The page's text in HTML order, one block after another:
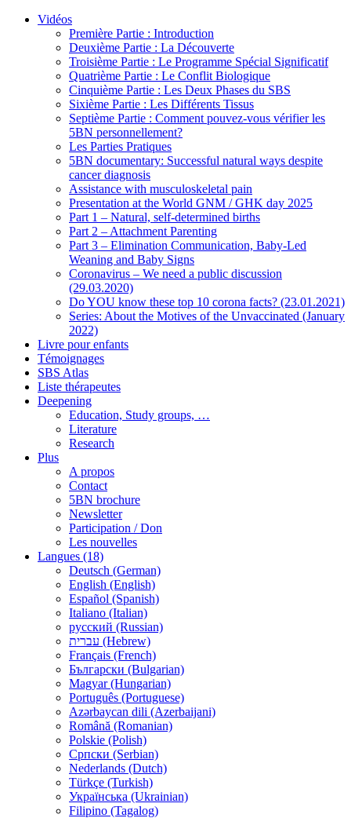
Vidéos
Première Partie : Introduction
Deuxième Partie : La Découverte
Troisième Partie : Le Programme Spécial Significatif
Quatrième Partie : Le Conflit Biologique
Cinquième Partie : Les Deux Phases du SBS
Sixième Partie : Les Différents Tissus
Septième Partie : Comment pouvez-vous vérifier les
5BN personnellement?
Les Parties Pratiques
5BN documentary: Successful natural ways despite
cancer diagnosis
Assistance with musculoskeletal pain
Presentation at the World GNM / GHK day 2025
Part 1 – Natural, self-determined births
Part 2 – Attachment Parenting
Part 3 – Elimination Communication, Baby-Led
Weaning and Baby Signs
Coronavirus – We need a public discussion
(29.03.2020)
Do YOU know these top 10 corona facts? (23.01.2021)
Series: About the Motives of the Unvaccinated (January
2022)
Livre pour enfants
Témoignages
SBS Atlas
Liste thérapeutes
Deepening
Education, Study groups, …
Literature
Research
Plus
A propos
Contact
5BN brochure
Newsletter
Participation / Don
Les nouvelles
Langues (18)
Deutsch (German)
English (English)
Español (Spanish)
Italiano (Italian)
русский (Russian)
עברית (Hebrew)
Français (French)
Български (Bulgarian)
Magyar (Hungarian)
Português (Portuguese)
Azərbaycan dili (Azerbaijani)
Română (Romanian)
Polskie (Polish)
Српски (Serbian)
Nederlands (Dutch)
Türkçe (Turkish)
Українська (Ukrainian)
Filipino (Tagalog)